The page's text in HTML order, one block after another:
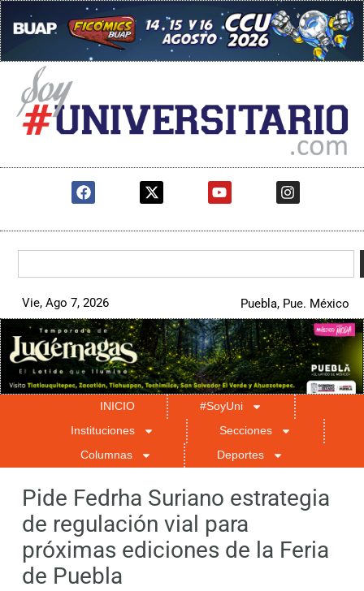
Vie, Ago 7, 2026 Puebla, Pue. México
INICIO
#SoyUni
Instituciones
Secciones
Columnas
Deportes
Pide Fedrha Suriano estrategia
de regulación vial para
próximas ediciones de la Feria
de Puebla